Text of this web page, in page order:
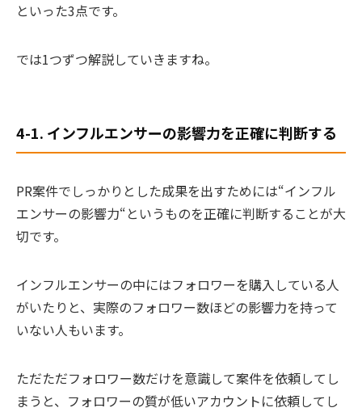
といった3点です。
では1つずつ解説していきますね。
4-1. インフルエンサーの影響力を正確に判断する
PR案件でしっかりとした成果を出すためには“インフル
エンサーの影響力“というものを正確に判断することが大
切です。
インフルエンサーの中にはフォロワーを購入している人
がいたりと、実際のフォロワー数ほどの影響力を持って
いない人もいます。
ただただフォロワー数だけを意識して案件を依頼してし
まうと、フォロワーの質が低いアカウントに依頼してし